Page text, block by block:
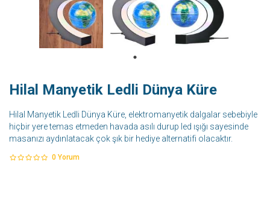
Hilal Manyetik Ledli Dünya Küre
Hilal Manyetik Ledli Dünya Küre, elektromanyetik dalgalar sebebiyle
hiçbir yere temas etmeden havada asılı durup led ışığı sayesinde
masanızı aydınlatacak çok şık bir hediye alternatifi olacaktır.
0 Yorum